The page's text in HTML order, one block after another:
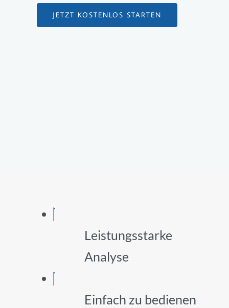
JETZT KOSTENLOS STARTEN
Leistungsstarke
Analyse
Einfach zu bedienen